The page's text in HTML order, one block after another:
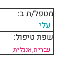
מטפל/ת ב:
עלי
שפת טיפול:
עברית,אנגלית